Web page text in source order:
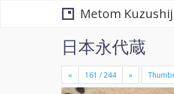
Metom
日本永代蔵
« »